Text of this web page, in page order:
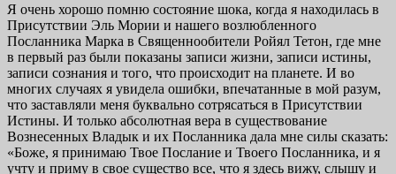
Я очень хорошо помню состояние шока, когда я находилась в
Присутствии Эль Мории и нашего возлюбленного
Посланника Марка в Священнообители Ройял Тетон, где мне
в первый раз были показаны записи жизни, записи истины,
записи сознания и того, что происходит на планете. И во
многих случаях я увидела ошибки, впечатанные в мой разум,
что заставляли меня буквально сотрясаться в Присутствии
Истины. И только абсолютная вера в существование
Вознесенных Владык и их Посланника дала мне силы сказать:
«Боже, я принимаю Твое Послание и Твоего Посланника, и я
учту и приму в свое существо все, что я здесь вижу, слышу и